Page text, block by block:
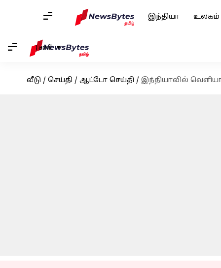
இந்தியா உலகம்
Tamil
வீடு / செய்தி / ஆட்டோ செய்தி / இந்தியாவில்